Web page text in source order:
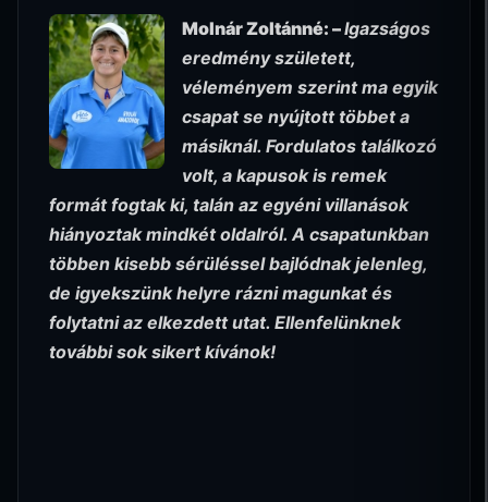
Molnár Zoltánné: –Igazságos
eredmény született,
véleményem szerint ma egyik
csapat se nyújtott többet a
másiknál. Fordulatos találkozó
volt, a kapusok is remek
formát fogtak ki, talán az egyéni villanások
hiányoztak mindkét oldalról. A csapatunkban
többen kisebb sérüléssel bajlódnak jelenleg,
de igyekszünk helyre rázni magunkat és
folytatni az elkezdett utat. Ellenfelünknek
további sok sikert kívánok!